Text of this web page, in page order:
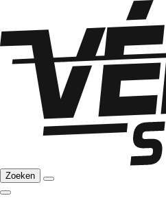
Zoeken